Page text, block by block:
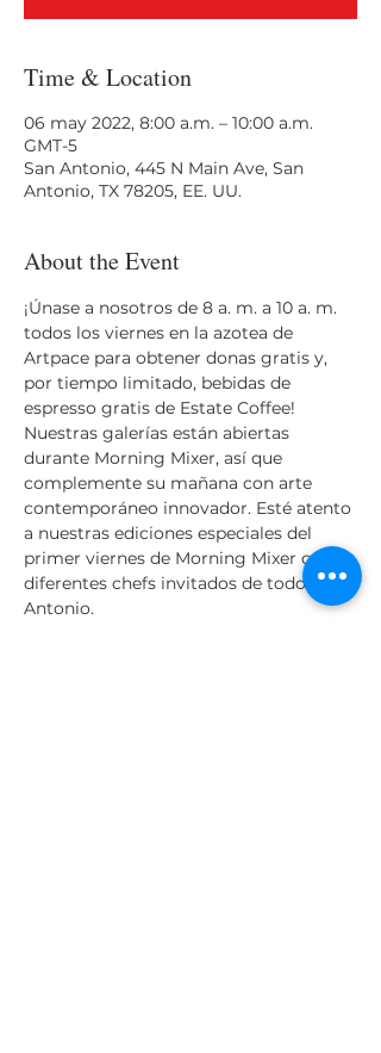
Time & Location
06 may 2022, 8:00 a.m. – 10:00 a.m.
GMT-5
San Antonio, 445 N Main Ave, San
Antonio, TX 78205, EE. UU.
About the Event
¡Únase a nosotros de 8 a. m. a 10 a. m.
todos los viernes en la azotea de
Artpace para obtener donas gratis y,
por tiempo limitado, bebidas de
espresso gratis de Estate Coffee!
Nuestras galerías están abiertas
durante Morning Mixer, así que
complemente su mañana con arte
contemporáneo innovador. Esté atento
a nuestras ediciones especiales del
primer viernes de Morning Mixer con
diferentes chefs invitados de todo San
Antonio.